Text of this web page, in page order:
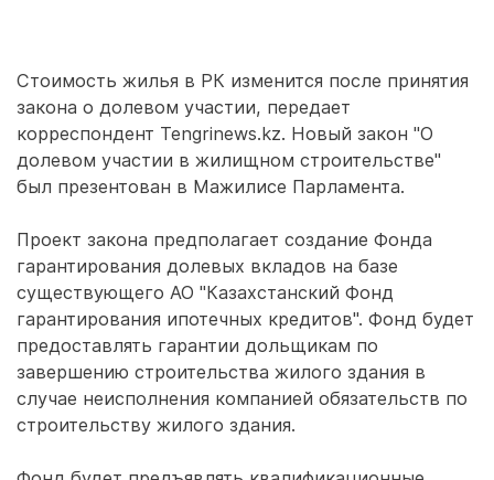
Стоимость жилья в РК изменится после принятия
закона о долевом участии, передает
корреспондент Tengrinews.kz. Новый закон "О
долевом участии в жилищном строительстве"
был презентован в Мажилисе Парламента.
Проект закона предполагает создание Фонда
гарантирования долевых вкладов на базе
существующего АО "Казахстанский Фонд
гарантирования ипотечных кредитов". Фонд будет
предоставлять гарантии дольщикам по
завершению строительства жилого здания в
случае неисполнения компанией обязательств по
строительству жилого здания.